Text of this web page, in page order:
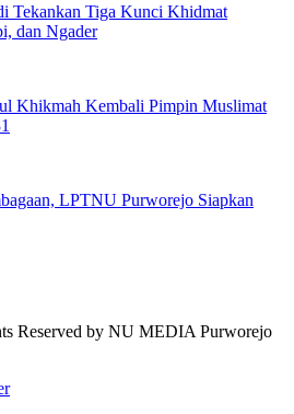
Tekankan Tiga Kunci Khidmat
dan Ngader
Khikmah Kembali Pimpin Muslimat
LPTNU Purworejo Siapkan
Reserved by NU MEDIA Purworejo